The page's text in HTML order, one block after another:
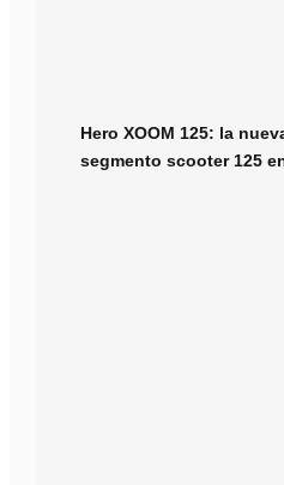
Hero XOOM 125: la
segmento scooter 125